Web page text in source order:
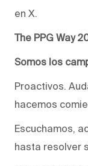
en X.
The PPG Way
Somos los
Proactivos.
hacemos
Escuchamos,
hasta resolver